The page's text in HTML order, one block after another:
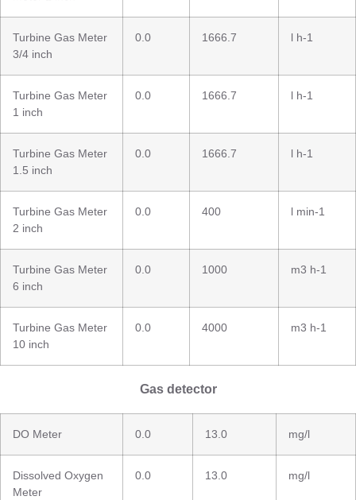
Turbine Gas Meter
3/4 inch
0.0 1666.7 l h-1
Turbine Gas Meter
1 inch
0.0 1666.7 l h-1
Turbine Gas Meter
1.5 inch
0.0 1666.7 l h-1
Turbine Gas Meter
2 inch
0.0 400 l min-1
Turbine Gas Meter
6 inch
0.0 1000 m3 h-1
Turbine Gas Meter
10 inch
0.0 4000 m3 h-1
Gas detector
DO Meter 0.0 13.0 mg/l
Dissolved Oxygen
Meter
0.0 13.0 mg/l